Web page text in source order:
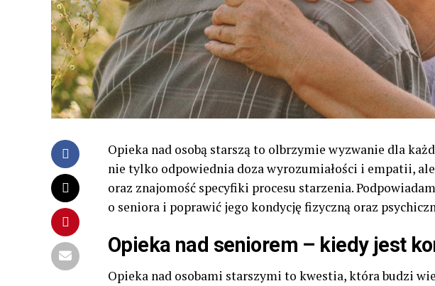
Opieka nad osobą starszą to olbrzymie wyzwanie dla
nie tylko odpowiednia doza wyrozumiałości i empatii,
oraz znajomość specyfiki procesu starzenia.
o seniora i poprawić jego kondycję fizyczną oraz
Opieka nad seniorem – kiedy jest
Opieka nad osobami starszymi to kwestia, która budzi